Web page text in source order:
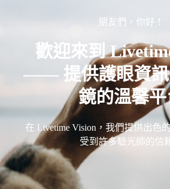
朋友們，你好！
歡迎來到
—— 提供護眼資訊
鏡的溫馨平
在 Livetime Vision，我們提供出色
受到許多驗光師的信